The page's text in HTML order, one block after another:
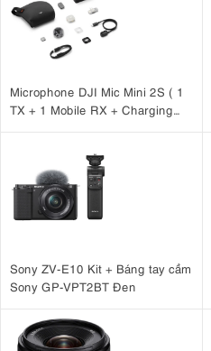
Microphone DJI Mic Mini 2S ( 1
TX + 1 Mobile RX + Charging
Sony ZV-E10 Kit + Báng tay cầm
Sony GP-VPT2BT Đen